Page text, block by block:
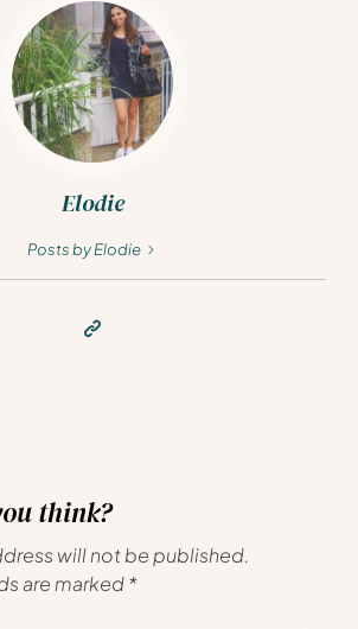
Elodie
Posts by Elodie
think?
will not be published.
are marked*